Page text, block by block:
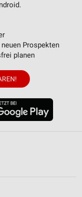
Prospekten
planen